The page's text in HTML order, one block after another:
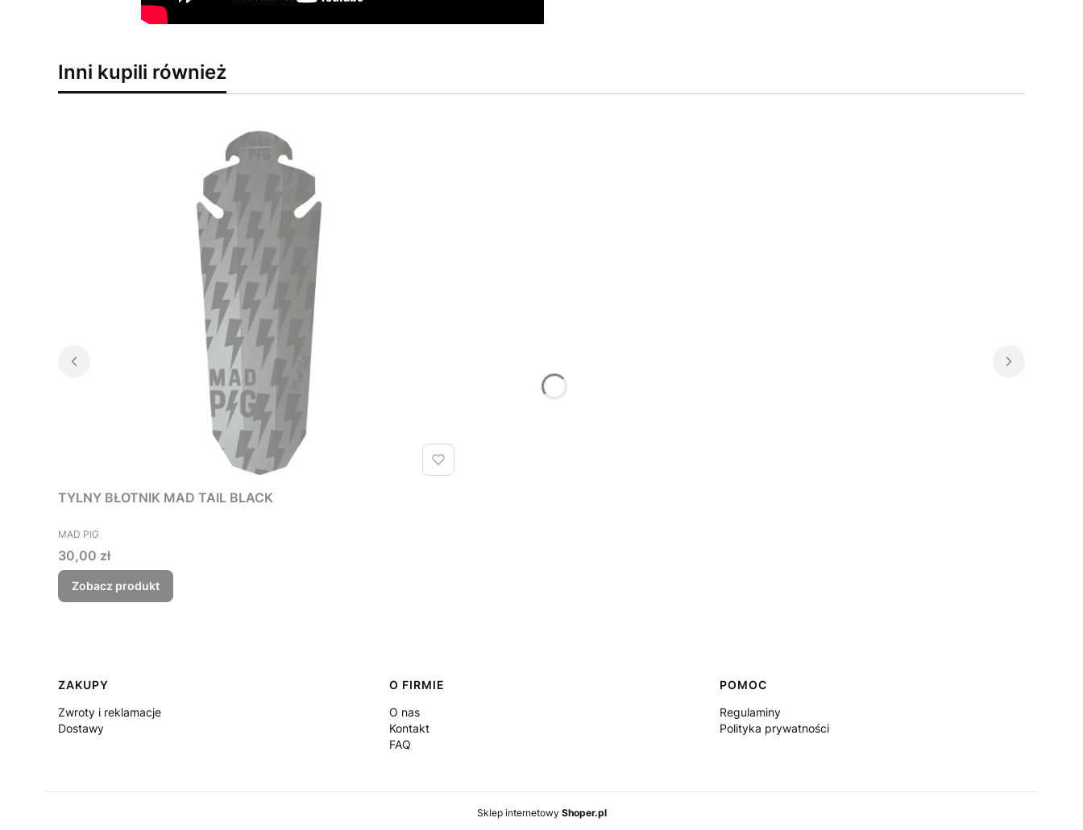
Inni kupili również
TYLNY BŁOTNIK MAD TAIL BLACK
PRODUCENT
MAD PIG
Cena
30,00 zł
Zobacz produkt
Linki w stopce
ZAKUPY
Zwroty i reklamacje
Dostawy
O FIRMIE
O nas
Kontakt
FAQ
POMOC
Regulaminy
Polityka prywatności
Sklep internetowy Shoper.pl